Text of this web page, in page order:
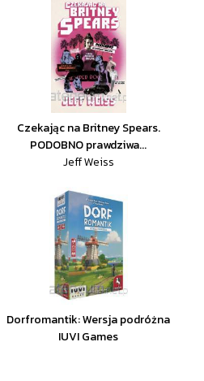
Czekając na Britney Spears.
PODOBNO prawdziwa...
Jeff Weiss
Dorfromantik: Wersja podróżna
IUVI Games